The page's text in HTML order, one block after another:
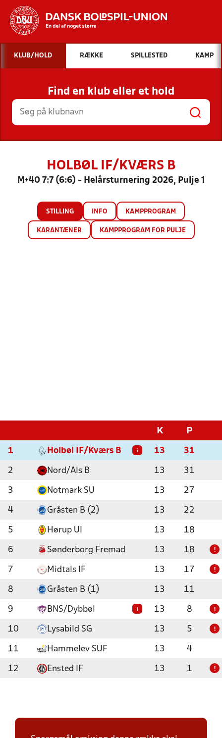
Hvad vil du søge efter?
INDHOLD OG NYHEDER
STILLINGER, RESULTATER, KLUBBER OG
HOLD
KLUB/HOLD RÆKKE SPILLESTED KAMP
Find en klub eller et hold
HOLBØL IF/KVÆRS B
M+40 7:7 (6:6) - Helårsturnering 2026, Pulje 1
STILLING INFO KAMPPROGRAM
KARANTÆNER KAMPPROGRAM FOR PULJE
K P
1 Holbøl IF/Kværs B i 13 31
2 Nord/Als B 13 31
3 Notmark SU 13 27
4 Gråsten B (2) 13 22
5 Hørup UI 13 18
6 Sønderborg Fremad 13 18 !
7 Midtals IF 13 17 !
8 Gråsten B (1) 13 11
9 BNS/Dybbøl i 13 8 !
10 Lysabild SG 13 5 !
11 Hammelev SUF 13 4
12 Ensted IF 13 1 !